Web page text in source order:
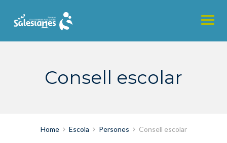
content
Consell escolar
Home Escola Persones Consell escolar